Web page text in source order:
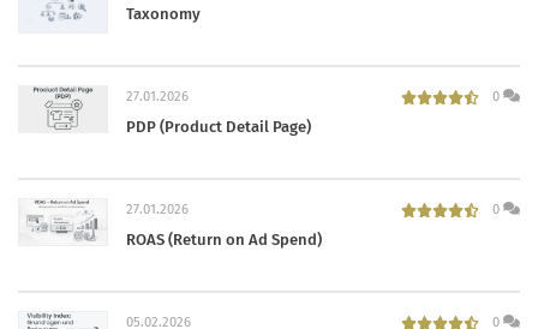
Taxonomy
27.01.2026 0
PDP (Product Detail Page)
27.01.2026 0
ROAS (Return on Ad Spend)
05.02.2026 0